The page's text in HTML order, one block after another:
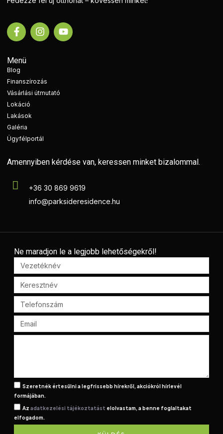
Menü
Blog
Finanszírozás
Vásárlási útmutató
Lokáció
Lakások
Galéria
Ügyfélportál
Amennyiben kérdése van, keressen minket bizalommal.
+36 30 869 9619
info@parksideresidence.hu
Ne maradjon le a legjobb lehetőségekről!
Szeretnék értesülni a legfrissebb hírekről, akciókról hírlevél
formájában.
Az adatkezelési tájékoztatást elolvastam, a benne foglaltakat
elfogadom.